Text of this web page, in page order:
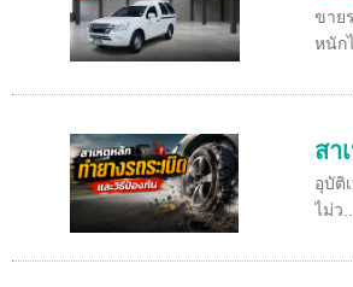
ขาย
หนัก
สา
อุบัติ
ไม่ว